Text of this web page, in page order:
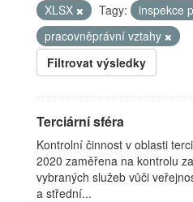
XLSX
Tagy:
inspekce
pracovněprávní vztahy
Filtrovat výsledky
Terciární sféra
Kontrolní činnost v oblasti
2020 zaměřena na kontrolu
vybraných služeb vůči
a střední...